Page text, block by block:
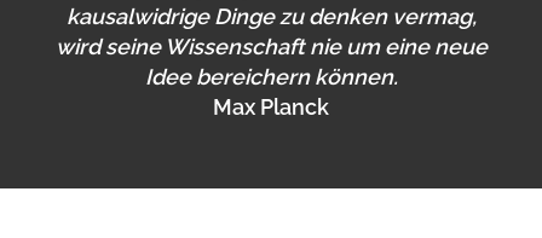
kausalwidrige Dinge zu denken vermag,
wird seine Wissenschaft nie um eine neue
Idee bereichern können.
Max Planck